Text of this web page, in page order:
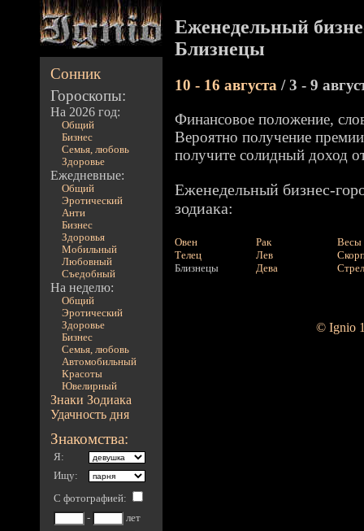
Сонник
Гороскопы:
На 2026 год:
Общий
Бизнес
Семья, любовь
Здоровье
Ежедневные:
Общий
Эротический
Анти
Бизнес
Здоровья
Мобильный
Любовный
Съедобный
На неделю:
Общий
Эротический
Здоровье
Бизнес
Семья, любовь
Автомобильный
Красоты
Ювелирный
Знаки Зодиака
Удачность дня
Знакомства:
Я:
Ищу:
С фотографией:
-
лет
Еженедельный
Близнецы
10 - 16 августа / 3 - 9
Финансовое положение,
Вероятно получение
получите солидный доход
Еженедельный бизнес-
зодиака:
Овен
Телец
Близнецы
Рак
Лев
Дева
Весы
© Ignio